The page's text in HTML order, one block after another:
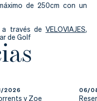
de 250cm con un
a través de VELOVIAJES,
de Golf
2026
y Zoe
06/